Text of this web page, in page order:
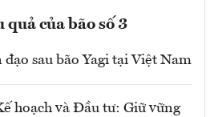
quả của bão số 3
sau bão Yagi tại Việt Nam
hoạch và Đầu tư: Giữ vững